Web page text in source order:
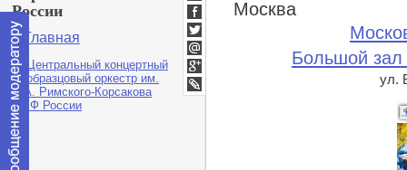
России
Главная
Москва
Большой зал
ул.
ВКонтакте
Facebook
Twitter
Мой
Мир
Google+
lj